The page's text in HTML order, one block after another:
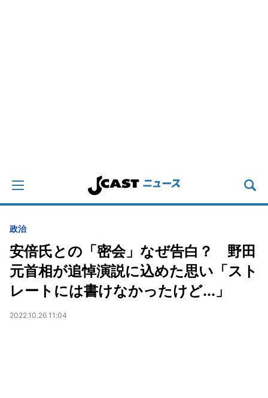
政治
安倍氏との「密会」なぜ告白？ 野田
元首相が追悼演説に込めた思い「スト
レートには書けなかったけど...」
2022.10.26 11:04